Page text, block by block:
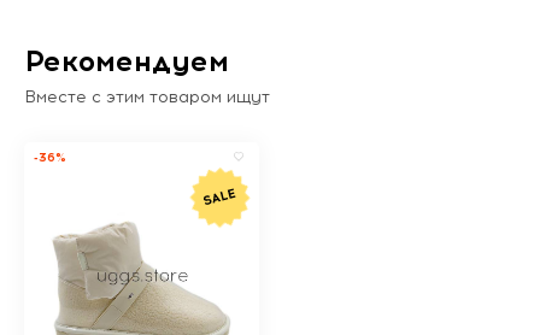
Рекомендуем
Вместе с этим товаром ищут
-36%